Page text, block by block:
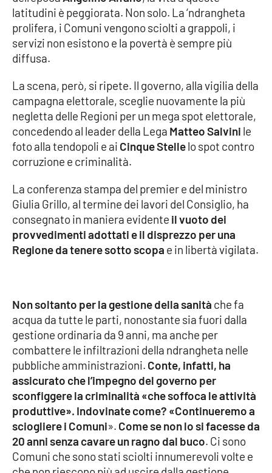
Politica
Sanità
Sport
RUBRICHE
Good Morning Vietnam
Parchi Marini Calabria
Leggendo Alvaro insieme
Le perfidie di Antonella Grippo
Venti di comunicazione
STREAMING
LaC TV
LaC Network
latitudini è peggiorata. Non solo. La ‘ndrangheta
prolifera, i Comuni vengono sciolti a grappoli, i
servizi non esistono e la povertà è sempre più
diffusa.
La scena, però, si ripete. Il governo, alla vigilia della
campagna elettorale, sceglie nuovamente la più
negletta delle Regioni per un mega spot elettorale,
concedendo al leader della Lega Matteo Salvini le
foto alla tendopoli e ai Cinque Stellelo spot contro
corruzione e criminalità.
La conferenza stampa del premier e del ministro
Giulia Grillo, al termine dei lavori del Consiglio, ha
consegnato in maniera evidente il vuoto dei
provvedimenti adottati e il disprezzo per una
Regione da tenere sotto scopa e in libertà vigilata.
Non soltanto per la gestione della sanità che fa
acqua da tutte le parti, nonostante sia fuori dalla
gestione ordinaria da 9 anni, ma anche per
combattere le infiltrazioni della ndrangheta nelle
pubbliche amministrazioni. Conte, infatti, ha
assicurato che l’impegno del governo per
sconfiggere la criminalità «che soffoca le attività
produttive». Indovinate come? «Continueremo a
sciogliere i Comuni». Come se non lo si facesse da
20 anni senza cavare un ragno dal buco. Ci sono
Comuni che sono stati sciolti innumerevoli volte e